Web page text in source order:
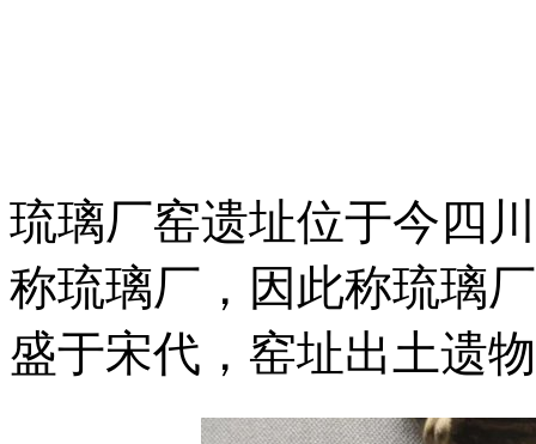
琉璃厂窑遗址位于今四
称琉璃厂，因此称琉璃
盛于宋代，窑址出土遗